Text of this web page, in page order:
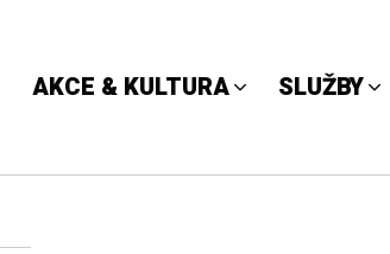
AKCE & KULTURA SLUŽBY